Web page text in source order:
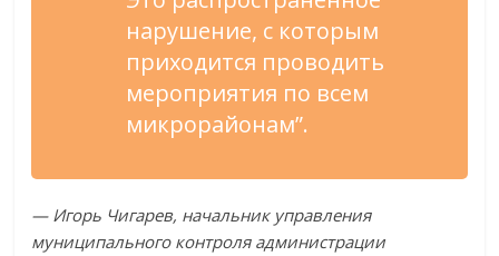
нарушение, с которым
приходится проводить
мероприятия по всем
микрорайонам”.
— Игорь Чигарев, начальник управления
муниципального контроля администрации